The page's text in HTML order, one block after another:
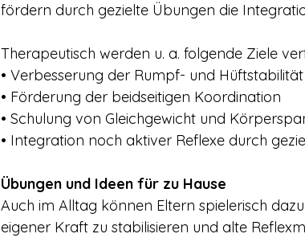
fördern durch gezielte Übungen die
Therapeutisch werden u. a. folgende Ziele
• Verbesserung der Rumpf- und Hüftstabilität
• Förderung der beidseitigen Koordination
• Schulung von Gleichgewicht und
• Integration noch aktiver Reflexe durch
Übungen und Ideen für zu Hause
Auch im Alltag können Eltern spielerisch
eigener Kraft zu stabilisieren und alte